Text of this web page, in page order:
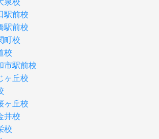
泉校
駅前校
駅前校
町校
校
市駅前校
ヶ丘校
ヶ丘校
井校
校